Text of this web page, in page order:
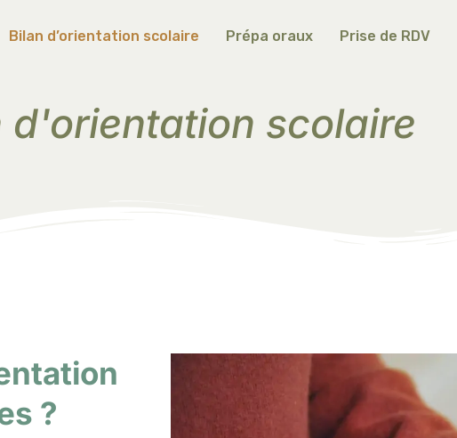
Bilan d’orientation scolaire Prépa oraux Prise de RDV
d'orientation scolaire
?